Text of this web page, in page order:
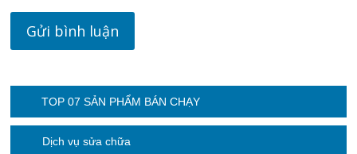
TOP 07 SẢN PHẨM BÁN CHẠY
Dịch vụ sửa chữa